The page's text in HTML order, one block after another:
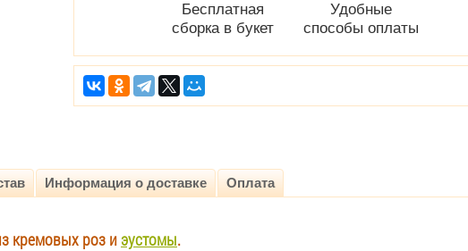
Бесплатная
сборка в букет
Удобные
способы оплаты
Информация о доставке Оплата
кремовых роз и эустомы.